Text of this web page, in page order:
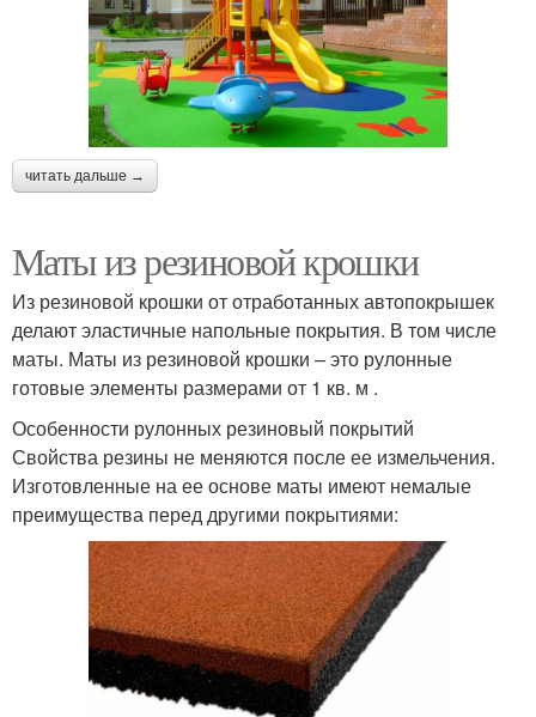
читать дальше →
Маты из резиновой крошки
Из резиновой крошки от отработанных автопокрышек
делают эластичные напольные покрытия. В том числе
маты. Маты из резиновой крошки – это рулонные
готовые элементы размерами от 1 кв. м .
Особенности рулонных резиновый покрытий
Свойства резины не меняются после ее измельчения.
Изготовленные на ее основе маты имеют немалые
преимущества перед другими покрытиями: